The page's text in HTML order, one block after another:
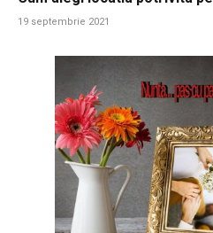
19 septembrie 2021